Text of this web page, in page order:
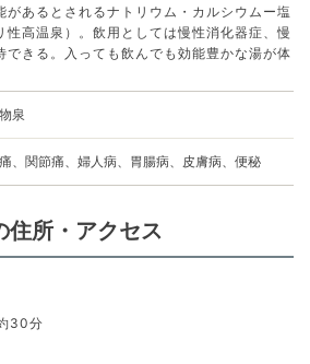
があるとされるナトリウム・カルシウムー塩
性高温泉）。飲用としては慢性消化器症、慢
できる。入っても飲んでも効能豊かな湯が体
泉
、関節痛、婦人病、胃腸病、皮膚病、便秘
住所・アクセス
30分